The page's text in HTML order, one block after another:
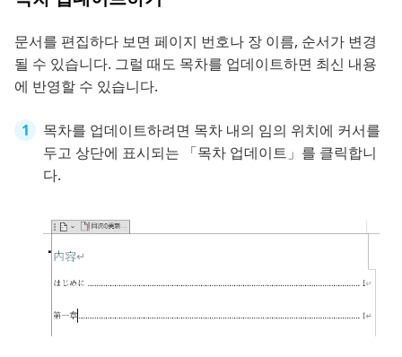
문서를 편집하다 보면 페이지 번호나 장 이름, 순서가 변경
될 수 있습니다. 그럴 때도 목차를 업데이트하면 최신 내용
에 반영할 수 있습니다.
목차를 업데이트하려면 목차 내의 임의 위치에 커서를
두고 상단에 표시되는 「목차 업데이트」를 클릭합니
다.